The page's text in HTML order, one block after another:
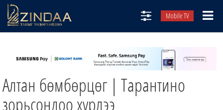
Mobile TV
ТВ8
ӨГЛӨӨНИЙ СОНИН
Алтан бөмбөрцөг | Тарантино
зорьсондоо хүрлээ